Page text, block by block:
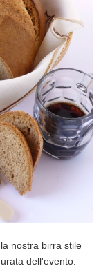
nostra birra stile
dell'evento.